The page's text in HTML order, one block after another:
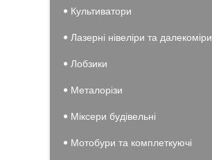
Культиватори
Лазерні нівеліри та далекоміри
Лобзики
Металорізи
Міксери будівельні
Мотобури та комплеткуючі